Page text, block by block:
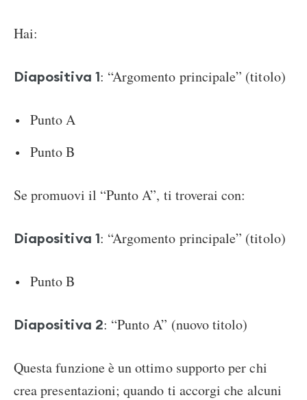
Hai:
Diapositiva 1: “Argomento principale” (titolo)
Punto A
Punto B
Se promuovi il “Punto A”, ti troverai con:
Diapositiva 1: “Argomento principale” (titolo)
Punto B
Diapositiva 2: “Punto A” (nuovo titolo)
Questa funzione è un ottimo supporto per chi
crea presentazioni; quando ti accorgi che alcuni